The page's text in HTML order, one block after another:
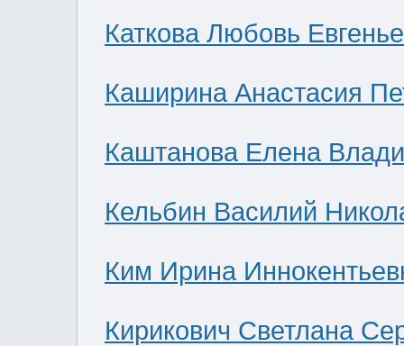
Каткова Любовь
Каширина Анастасия
Каштанова Елена
Кельбин Василий
Ким Ирина
Кирикович Светлана